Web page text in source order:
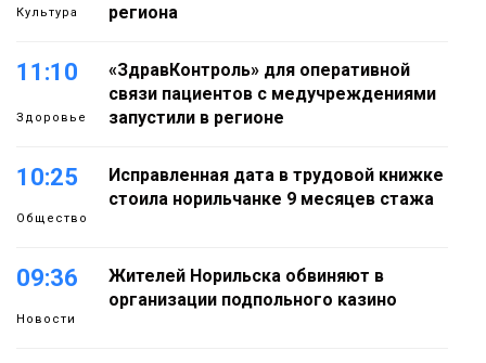
Культура
региона
11:10
Здоровье
«ЗдравКонтроль» для оперативной
связи пациентов с медучреждениями
запустили в регионе
10:25
Общество
Исправленная дата в трудовой книжке
стоила норильчанке 9 месяцев стажа
09:36
Новости
Жителей Норильска обвиняют в
организации подпольного казино